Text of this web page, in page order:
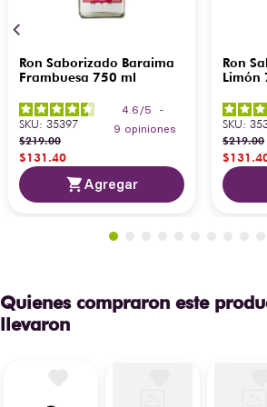
que vuelen!
Ron Saborizado Baraima
Frambuesa 750 ml
4.6/5
-
9 opiniones
SKU: 35397
$219.00
$131.40
Agregar
Ron
Limón
SKU:
$219.00
$131.
Quienes compraron este
llevaron